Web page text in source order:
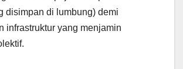
disimpan di lumbung) demi
infrastruktur yang menjamin